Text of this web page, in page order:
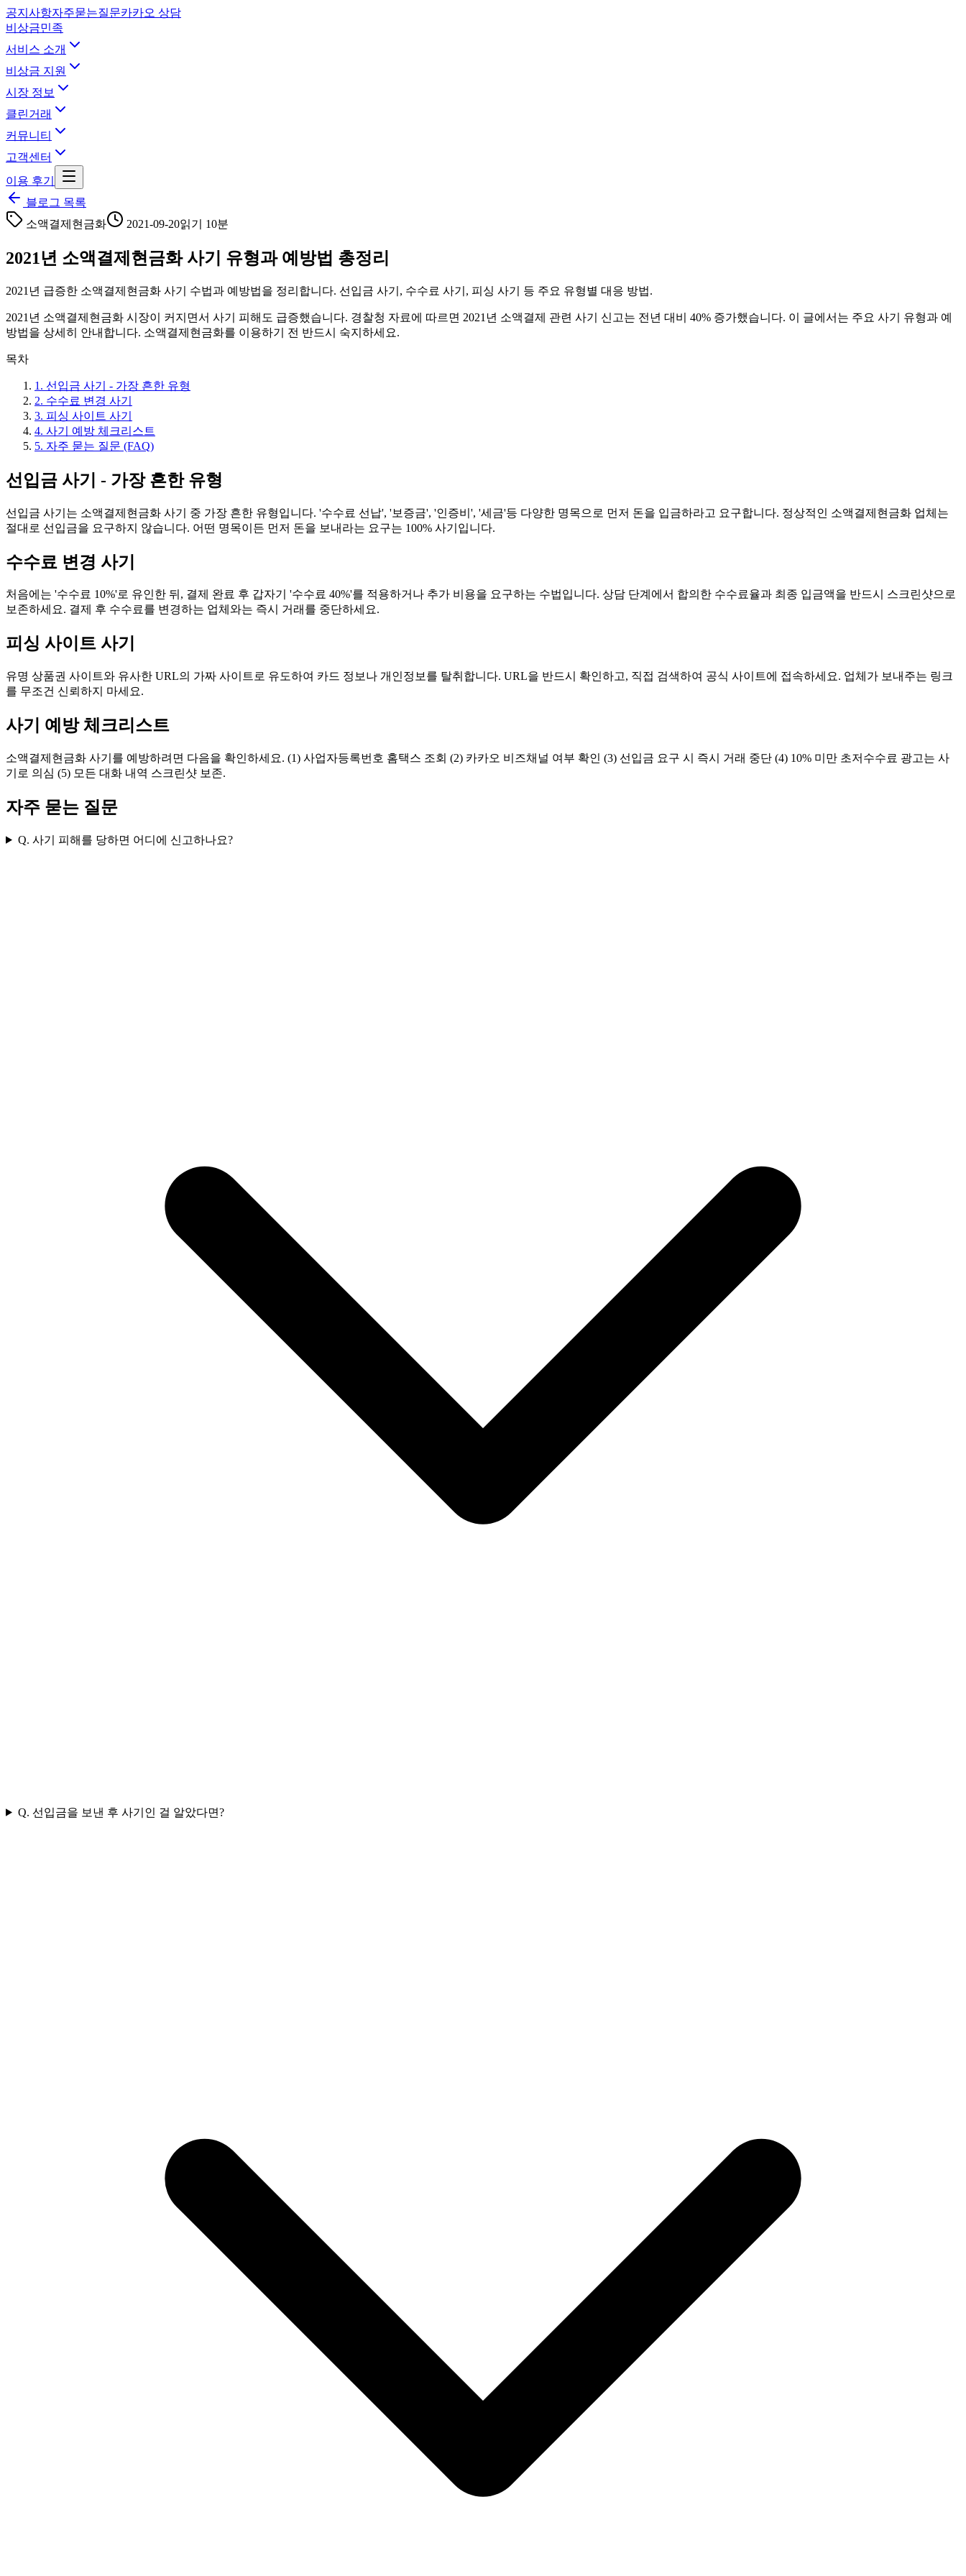
공지사항자주묻는질문카카오 상담
비상금민족
서비스 소개
비상금 지원
시장 정보
클린거래
커뮤니티
고객센터
이용 후기
블로그 목록
소액결제현금화
2021-09-20읽기 10분
2021년 소액결제현금화 사기 유형과 예방법 총정리
2021년 급증한 소액결제현금화 사기 수법과 예방법을 정리합니다. 선입금 사기, 수수료 사기, 피싱 사기 등 주요 유형별 대응 방법.
2021년 소액결제현금화 시장이 커지면서 사기 피해도 급증했습니다. 경찰청 자료에 따르면 2021년 소액결제 관련 사기 신고는 전년 대비 40% 증가했습니다. 이 글에서는 주요 사기 유형과 예
방법을 상세히 안내합니다. 소액결제현금화를 이용하기 전 반드시 숙지하세요.
목차
1 . 선입금 사기 - 가장 흔한 유형
2. 수수료 변경 사기
3. 피싱 사이트 사기
4. 사기 예방 체크리스트
5. 자주 묻는 질문 (FAQ)
선입금 사기 - 가장 흔한 유형
선입금 사기는 소액결제현금화 사기 중 가장 흔한 유형입니다. '수수료 선납', '보증금', '인증비', '세금'등 다양한 명목으로 먼저 돈을 입금하라고 요구합니다. 정상적인 소액결제현금화 업체는
절대로 선입금을 요구하지 않습니다. 어떤 명목이든 먼저 돈을 보내라는 요구는 100% 사기입니다.
수수료 변경 사기
처음에는 '수수료 10%'로 유인한 뒤, 결제 완료 후 갑자기 '수수료 40%'를 적용하거나 추가 비용을 요구하는 수법입니다. 상담 단계에서 합의한 수수료율과 최종 입금액을 반드시 스크린샷으로
보존하세요. 결제 후 수수료를 변경하는 업체와는 즉시 거래를 중단하세요.
피싱 사이트 사기
유명 상품권 사이트와 유사한 URL의 가짜 사이트로 유도하여 카드 정보나 개인정보를 탈취합니다. URL을 반드시 확인하고, 직접 검색하여 공식 사이트에 접속하세요. 업체가 보내주는 링크
를 무조건 신뢰하지 마세요.
사기 예방 체크리스트
소액결제현금화 사기를 예방하려면 다음을 확인하세요. (1) 사업자등록번호 홈택스 조회 (2) 카카오 비즈채널 여부 확인 (3) 선입금 요구 시 즉시 거래 중단 (4) 10% 미만 초저수수료 광고는 사
기로 의심 (5) 모든 대화 내역 스크린샷 보존.
자주 묻는 질문
Q. 사기 피해를 당하면 어디에 신고하나요?
Q. 선입금을 보낸 후 사기인 걸 알았다면?